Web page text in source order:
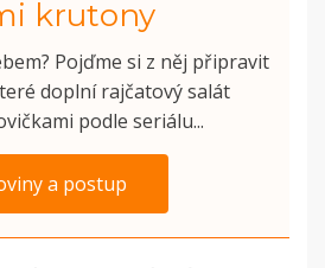
krutony
Pojďme si z něj připravit
doplní rajčatový salát
podle seriálu...
a postup